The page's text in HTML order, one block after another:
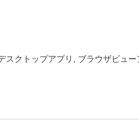
スクトップアプリ, ブラウザビュー